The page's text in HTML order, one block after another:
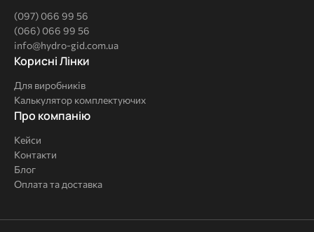
(097) 066 99 56
(066) 066 99 56
info@hydro-gid.com.ua
Корисні
Корисні Лінки
Для виробників
Калькулятор комплектуючих
Про
компанію
Про компанію
Кейси
Контакти
Блог
Оплата та доставка